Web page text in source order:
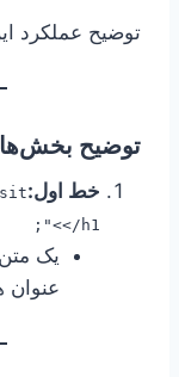
توضیح عملکرد
توضیح
خط اول:
</h1>";